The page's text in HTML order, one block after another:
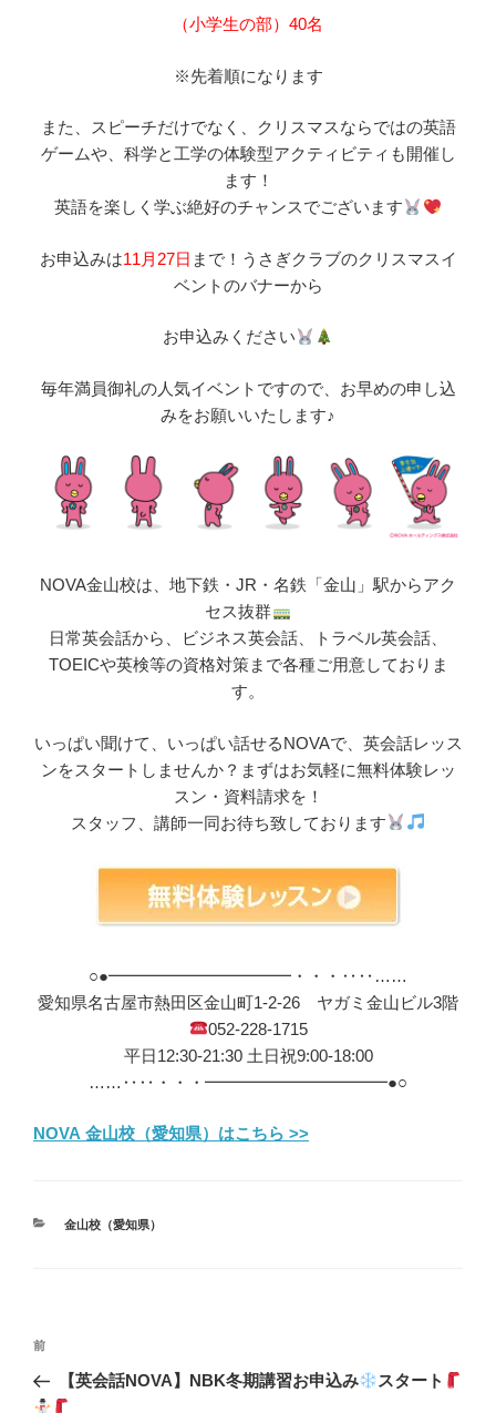
（小学生の部）40名
※先着順になります
また、スピーチだけでなく、クリスマスならではの英語
ゲームや、科学と工学の体験型アクティビティも開催し
ます！
英語を楽しく学ぶ絶好のチャンスでございます
お申込みは11月27日 まで！うさぎクラブのクリスマスイ
ベントのバナーから
お申込みください
毎年満員御礼の人気イベントですので、お早めの申し込
みをお願いいたします♪
NOVA金山校は、地下鉄・JR・名鉄「金山」駅からアク
セス抜群
日常英会話から、ビジネス英会話、トラベル英会話、
TOEICや英検等の資格対策まで各種ご用意しておりま
す。
いっぱい聞けて、いっぱい話せるNOVAで、英会話レッス
ンをスタートしませんか？まずはお気軽に無料体験レッ
スン・資料請求を！
スタッフ、講師一同お待ち致しております
○●━━━━━━━━━━━・・・‥‥……
愛知県名古屋市熱田区金山町1-2-26 ヤガミ金山ビル3階
052-228-1715
平日12:30-21:30 土日祝9:00-18:00
……‥‥・・・━━━━━━━━━━━●○
NOVA 金山校（愛知県）はこちら >>
カ
金山校（愛知県）
投
ナ
前
の
投
前
【英会話NOVA】NBK冬期講習お申込み スタート